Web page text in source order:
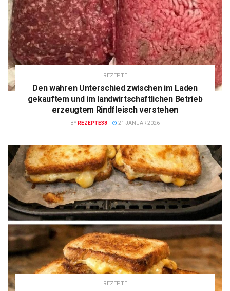
REZEPTE
Den wahren Unterschied zwischen im Laden
gekauftem und im landwirtschaftlichen Betrieb
erzeugtem Rindfleisch verstehen
BY REZEPTE38 21 JANUAR 2026
REZEPTE